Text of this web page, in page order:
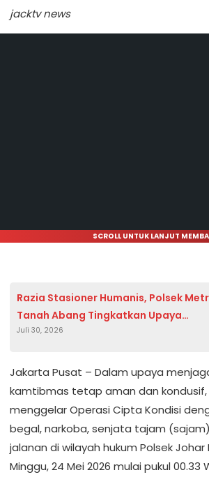
jacktv news
SCROLL UNTUK LANJUT
Razia Stasioner Humanis, Polsek
Tanah Abang Tingkatkan Upaya
Pencegahan Gangguan Kamtibmas
Juli 30, 2026
Jakarta Pusat – Dalam upaya
kamtibmas tetap aman dan kondusif,
menggelar Operasi Cipta Kondisi
begal, narkoba, senjata tajam
jalanan di wilayah hukum Polsek Johar
Minggu, 24 Mei 2026 mulai pukul 00.33